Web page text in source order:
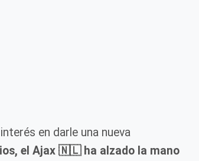
en darle una nueva
el Ajax 🇳🇱 ha alzado la mano